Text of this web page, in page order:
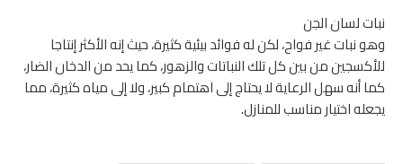
نبات لسان الجن
وهو نبات غير فواح، لكن له فوائد بيئية كثيرة، حيث إنه الأكثر إنتاجا
للأكسجين من بين كل تلك النباتات والزهور، كما يحد من الدخان الضار،
كما أنه سهل الرعاية لا يحتاج إلى اهتمام كبير، ولا إلى مياه كثيرة، مما
يجعله اختيار مناسب للمنازل.